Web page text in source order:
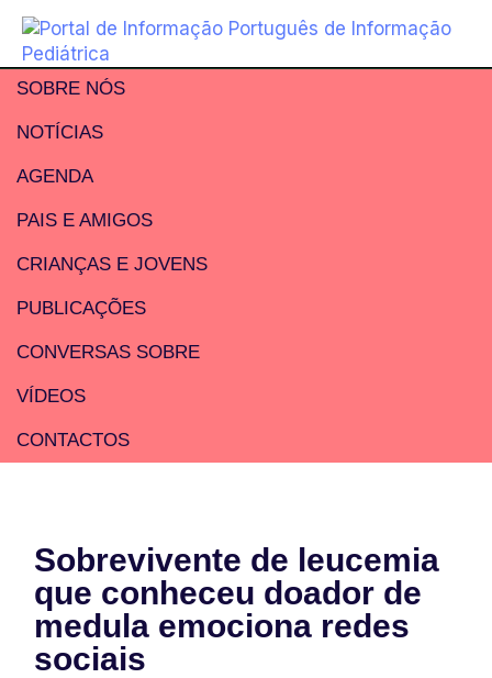
SOBRE NÓS
NOTÍCIAS
AGENDA
PAIS E AMIGOS
CRIANÇAS E JOVENS
PUBLICAÇÕES
CONVERSAS SOBRE
VÍDEOS
CONTACTOS
Sobrevivente de leucemia
que conheceu doador de
medula emociona redes
sociais